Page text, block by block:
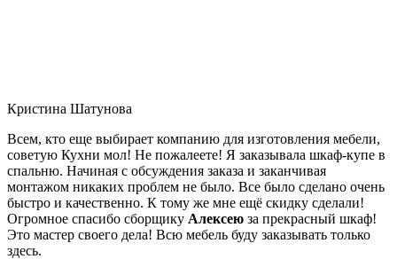
Кристина Шатунова
Всем, кто еще выбирает компанию для изготовления мебели,
советую Кухни мол! Не пожалеете! Я заказывала шкаф-купе в
спальню. Начиная с обсуждения заказа и заканчивая
монтажом никаких проблем не было. Все было сделано очень
быстро и качественно. К тому же мне ещё скидку сделали!
Огромное спасибо сборщику Алексею за прекрасный шкаф!
Это мастер своего дела! Всю мебель буду заказывать только
здесь.